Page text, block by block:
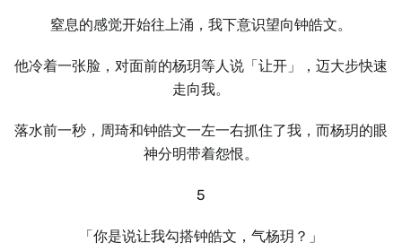
窒息的感觉开始往上涌，我下意识望向钟皓文。
他冷着一张脸，对面前的杨玥等人说「让开」，迈大步快速
走向我。
落水前一秒，周琦和钟皓文一左一右抓住了我，而杨玥的眼
神分明带着怨恨。
5
「你是说让我勾搭钟皓文，气杨玥？」